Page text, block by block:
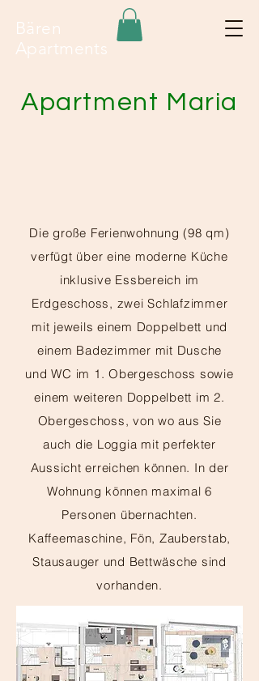
Bären
Apartments
Apartment Maria
Die große Ferienwohnung (98 qm)
verfügt über eine moderne Küche
inklusive Essbereich im
Erdgeschoss, zwei Schlafzimmer
mit jeweils einem Doppelbett und
einem Badezimmer mit Dusche
und WC im 1. Obergeschoss sowie
einem weiteren Doppelbett im 2.
Obergeschoss, von wo aus Sie
auch die Loggia mit perfekter
Aussicht erreichen können. In der
Wohnung können maximal 6
Personen übernachten.
Kaffeemaschine, Fön, Zauberstab,
Stausauger und Bettwäsche sind
vorhanden.